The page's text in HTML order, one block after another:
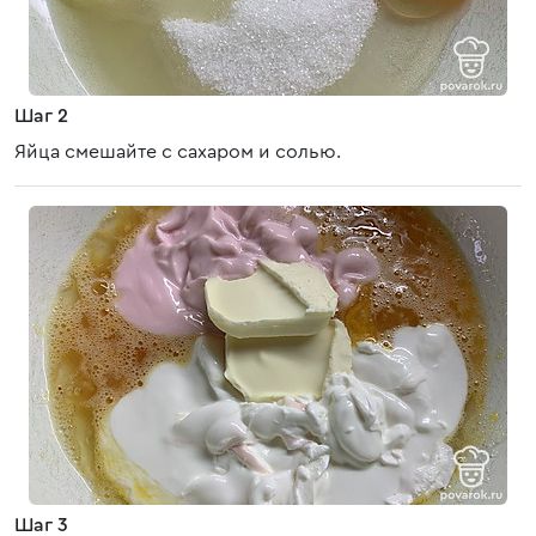
Шаг 2
Яйца смешайте с сахаром и солью.
Шаг 3